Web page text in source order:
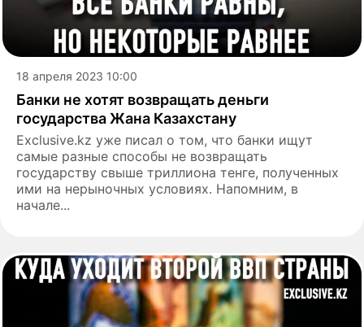
18 апреля 2023 10:00
Банки не хотят возвращать деньги
государства Жана Казахстану
Exclusive.kz уже писал о том, что банки ищут
самые разные способы не возвращать
государству свыше триллиона тенге, полученных
ими на нерыночных условиях. Напомним, в
начале...